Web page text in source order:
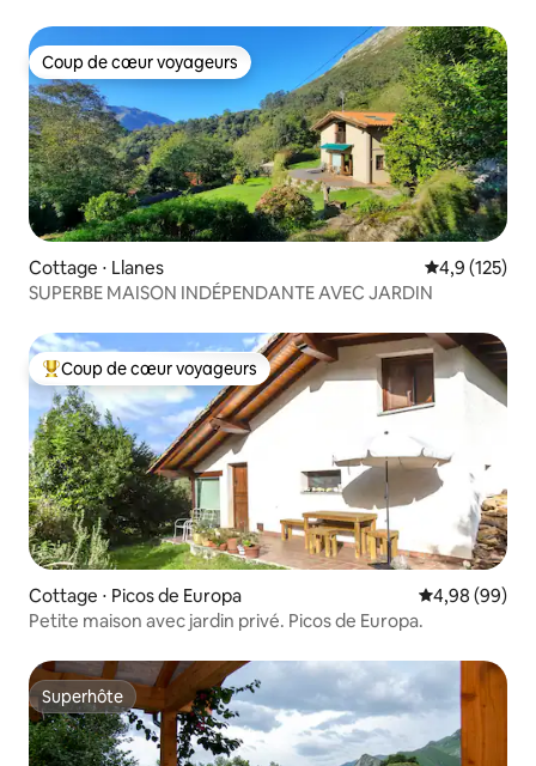
Coup de cœur voyageurs
Coup de cœur voyageurs
Cottage ⋅ Llanes Évaluation
4,9 (125)
SUPERBE MAISON INDÉPENDANTE AVEC JARDIN
Coups de cœur voyageurs les plus appréciés
Coup de cœur voyageurs
Cottage ⋅ Picos de Europa Évaluation
4,98 (99)
Petite maison avec jardin privé. Picos de Europa.
Superhôte
Superhôte